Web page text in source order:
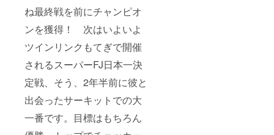
ね最終戦を前にチャンピオ
ンを獲得！ 次はいよいよ
ツインリンクもてぎで開催
されるスーパーFJ日本一決
定戦、そう、2年半前に彼と
出会ったサーキットでの大
一番です。目標はもちろん